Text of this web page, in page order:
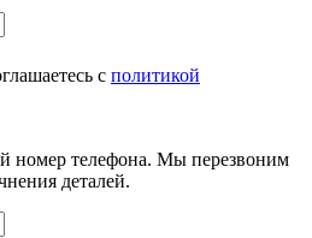
с политикой
номер телефона. Мы перезвоним
деталей.